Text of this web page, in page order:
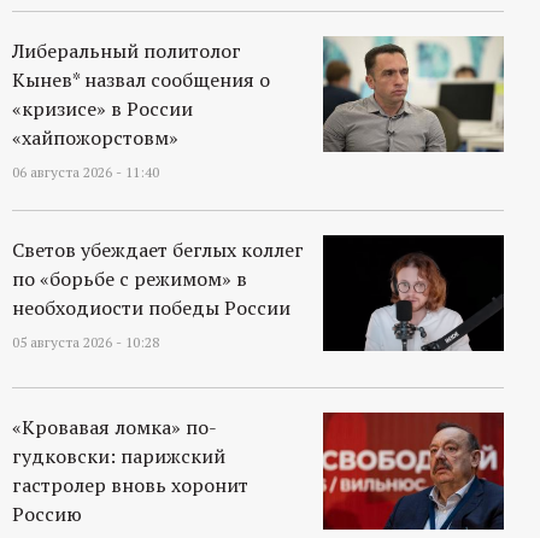
Либеральный политолог
Кынев* назвал сообщения о
«кризисе» в России
«хайпожорстовм»
06 августа 2026 - 11:40
Светов убеждает беглых коллег
по «борьбе с режимом» в
необходиости победы России
05 августа 2026 - 10:28
«Кровавая ломка» по-
гудковски: парижский
гастролер вновь хоронит
Россию